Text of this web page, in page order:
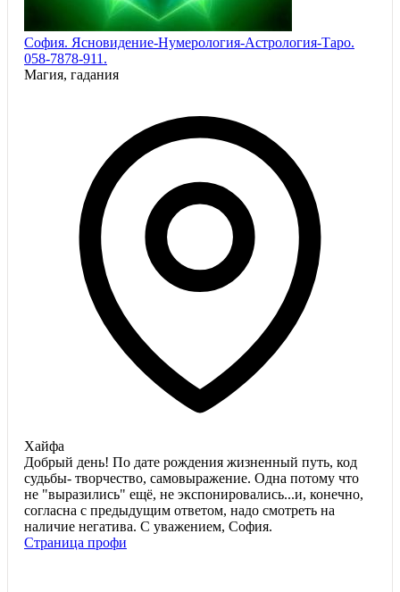
София. Ясновидение-Нумерология-Астрология-Таро.
058-7878-911.
Магия, гадания
Хайфа
Добрый день! По дате рождения жизненный путь, код
судьбы- творчество, самовыражение. Одна потому что
не "выразились" ещё, не экспонировались...и, конечно,
согласна с предыдущим ответом, надо смотреть на
наличие негатива. С уважением, София.
Страница профи